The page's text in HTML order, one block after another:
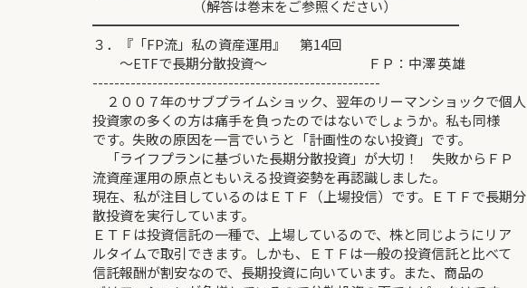
（解答は巻末をご参照ください）
━━━━━━━━━━━━━━━━━━━━━━━━━━━
３．『「FP流」私の資産運用』 第14回
～ETFで長期分散投資～ ＦＰ：中澤 英雄
-----------------------------------------------------
２００７年のサブプライムショック、翌年のリーマンショックで個人
投資家の多くの方は痛手を負ったのではないでしょうか。私も同様
です。失敗の原因を一言でいうと「計画性のない投資」です。
「ライフプランに基づいた長期分散投資」が大切！ 失敗からＦＰ
流資産運用の原点ともいえる投資姿勢を再認識しました。
現在、私が注目しているのはＥＴＦ（上場投信）です。ＥＴＦで長期分
散投資を実行しています。
ＥＴＦは投資信託の一種で、上場しているので、株と同じようにリア
ルタイムで取引できます。しかも、ＥＴＦは一般の投資信託と比べて
信託報酬が割安なので、長期投資に向いています。また、商品の